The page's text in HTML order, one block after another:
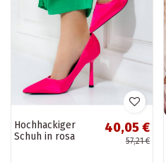
Hochhackiger
Schuh in rosa
40,05 €
57,21 €